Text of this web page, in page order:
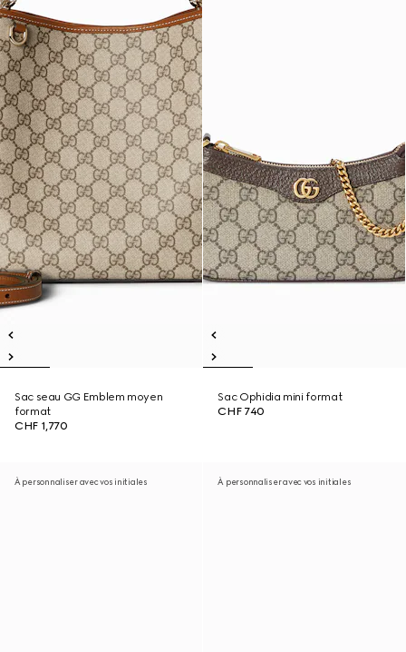
Sac seau GG Emblem moyen
format
CHF 1,770
Sac Ophidia mini format
CHF 740
À personnaliser avec vos initiales À personnaliser avec vos initiales